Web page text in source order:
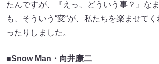
たんですが、『えっ、どういう事？』な
も、そういう“変“が、私たちを楽ませて
ったりしました。
■Snow Man・向井康二